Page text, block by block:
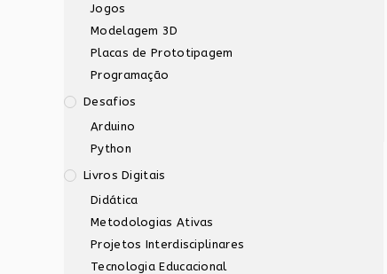
Jogos
Modelagem 3D
Placas de Prototipagem
Programação
Desafios
Arduino
Python
Livros Digitais
Didática
Metodologias Ativas
Projetos Interdisciplinares
Tecnologia Educacional